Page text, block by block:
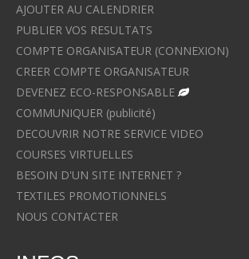
AJOUTER AU CALENDRIER
PUBLIER VOS RESULTATS
COMPTE ORGANISATEUR (CONNEXION)
CREER COMPTE ORGANISATEUR
DEVENEZ ECO-RESPONSABLE
COMMUNIQUER (publicité)
DECOUVRIR NOTRE SERVICE VIDEO
COURSES VIRTUELLES
BESOIN D'UN SITE INTERNET ?
TEXTILES PROMOTIONNELS
NOUS CONTACTER